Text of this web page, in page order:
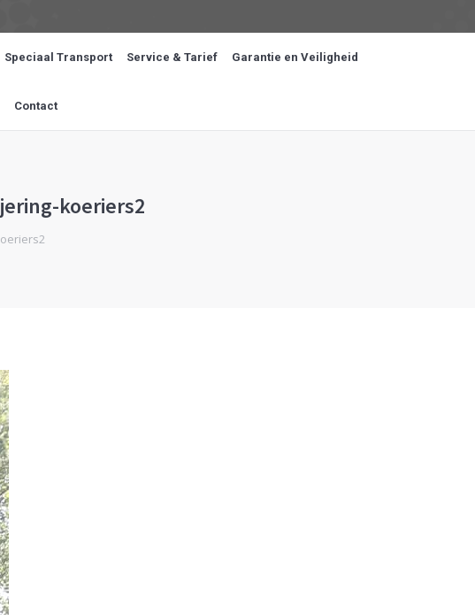
Speciaal Transport Service & Tarief Garantie en Veiligheid
Contact
koeriers2